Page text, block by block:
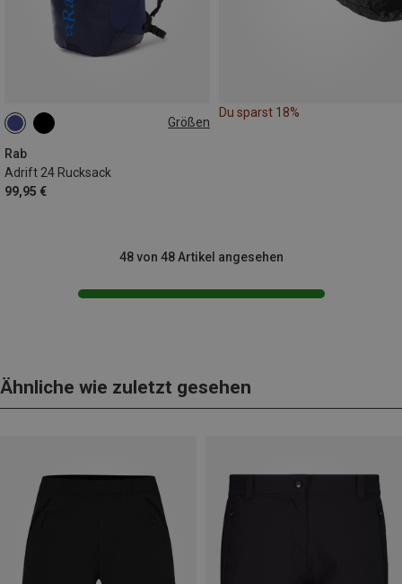
Größen
Rab
Adrift 24 Rucksack
99,95 €
24L
Du sparst 18%
48 von 48 Artikel angesehen
Ähnliche wie zuletzt gesehen